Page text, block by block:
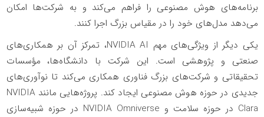
برنامه‌های هوش مصنوعی را فراهم می‌کند و به شرکت‌ها امکان
می‌دهد مدل‌های خود را در مقیاس بزرگ اجرا کنند.
یکی دیگر از ویژگی‌های مهم NVIDIA AI، تمرکز آن بر همکاری‌های
صنعتی و پژوهشی است. این شرکت با دانشگاه‌ها، مؤسسات
تحقیقاتی و شرکت‌های بزرگ فناوری همکاری می‌کند تا نوآوری‌های
جدیدی در حوزه هوش مصنوعی ایجاد کند. پروژه‌هایی مانند NVIDIA
Clara در حوزه سلامت و NVIDIA Omniverse در حوزه شبیه‌سازی